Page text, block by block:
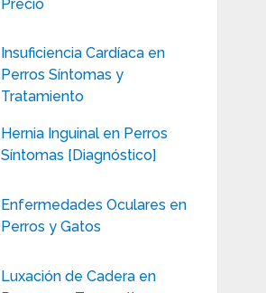
Precio
Insuficiencia Cardíaca en
Perros Síntomas y
Tratamiento
Hernia Inguinal en Perros
Síntomas [Diagnóstico]
Enfermedades Oculares en
Perros y Gatos
Luxación de Cadera en